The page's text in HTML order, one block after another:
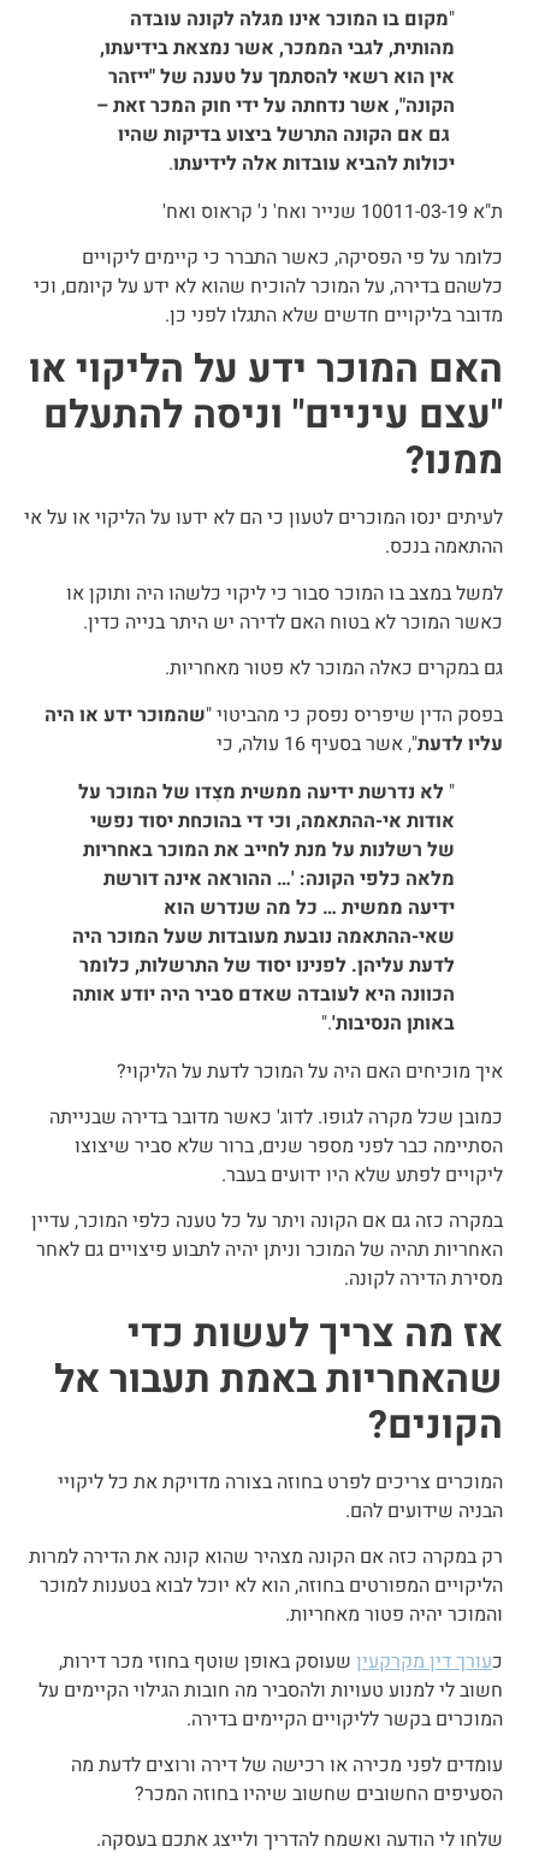
"מקום בו המוכר אינו מגלה לקונה עובדה
מהותית, לגבי הממכר, אשר נמצאת בידיעתו,
אין הוא רשאי להסתמך על טענה של "ייזהר
הקונה", אשר נדחתה על ידי חוק המכר זאת –
גם אם הקונה התרשל ביצוע בדיקות שהיו
יכולות להביא עובדות אלה לידיעתו.
ת"א 10011-03-19 שנייר ואח' נ' קראוס ואח'
כלומר על פי הפסיקה, כאשר התברר כי קיימים ליקויים
כלשהם בדירה, על המוכר להוכיח שהוא לא ידע על קיומם, וכי
מדובר בליקויים חדשים שלא התגלו לפני כן.
האם המוכר ידע על הליקוי או
"עצם עיניים" וניסה להתעלם
ממנו?
לעיתים ינסו המוכרים לטעון כי הם לא ידעו על הליקוי או על אי
ההתאמה בנכס.
למשל במצב בו המוכר סבור כי ליקוי כלשהו היה ותוקן או
כאשר המוכר לא בטוח האם לדירה יש היתר בנייה כדין.
גם במקרים כאלה המוכר לא פטור מאחריות.
בפסק הדין שיפריס נפסק כי מהביטוי "שהמוכר ידע או היה
עליו לדעת", אשר בסעיף 16 עולה, כי
" לא נדרשת ידיעה ממשית מצִדו של המוכר על
אודות אי-ההתאמה, וכי די בהוכחת יסוד נפשי
של רשלנות על מנת לחייב את המוכר באחריות
מלאה כלפי הקונה: '… ההוראה אינה דורשת
ידיעה ממשית … כל מה שנדרש הוא
שאי-ההתאמה נובעת מעובדות שעל המוכר היה
לדעת עליהן. לפנינו יסוד של התרשלות, כלומר
הכוונה היא לעובדה שאדם סביר היה יודע אותה
באותן הנסיבות'."
איך מוכיחים האם היה על המוכר לדעת על הליקוי?
כמובן שכל מקרה לגופו. לדוג' כאשר מדובר בדירה שבנייתה
הסתיימה כבר לפני מספר שנים, ברור שלא סביר שיצוצו
ליקויים לפתע שלא היו ידועים בעבר.
במקרה כזה גם אם הקונה ויתר על כל טענה כלפי המוכר, עדיין
האחריות תהיה של המוכר וניתן יהיה לתבוע פיצויים גם לאחר
מסירת הדירה לקונה.
אז מה צריך לעשות כדי
שהאחריות באמת תעבור אל
הקונים?
המוכרים צריכים לפרט בחוזה בצורה מדויקת את כל ליקויי
הבניה שידועים להם.
רק במקרה כזה אם הקונה מצהיר שהוא קונה את הדירה למרות
הליקויים המפורטים בחוזה, הוא לא יוכל לבוא בטענות למוכר
והמוכר יהיה פטור מאחריות.
כעורך דין מקרקעין שעוסק באופן שוטף בחוזי מכר דירות,
חשוב לי למנוע טעויות ולהסביר מה חובות הגילוי הקיימים על
המוכרים בקשר לליקויים הקיימים בדירה.
עומדים לפני מכירה או רכישה של דירה ורוצים לדעת מה
הסעיפים החשובים שחשוב שיהיו בחוזה המכר?
שלחו לי הודעה ואשמח להדריך ולייצג אתכם בעסקה.